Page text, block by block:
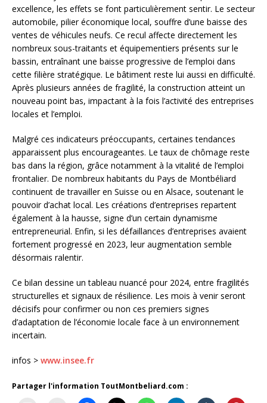
excellence, les effets se font particulièrement sentir. Le secteur
automobile, pilier économique local, souffre d’une baisse des
ventes de véhicules neufs. Ce recul affecte directement les
nombreux sous-traitants et équipementiers présents sur le
bassin, entraînant une baisse progressive de l’emploi dans
cette filière stratégique. Le bâtiment reste lui aussi en difficulté.
Après plusieurs années de fragilité, la construction atteint un
nouveau point bas, impactant à la fois l’activité des entreprises
locales et l’emploi.
Malgré ces indicateurs préoccupants, certaines tendances
apparaissent plus encourageantes. Le taux de chômage reste
bas dans la région, grâce notamment à la vitalité de l’emploi
frontalier. De nombreux habitants du Pays de Montbéliard
continuent de travailler en Suisse ou en Alsace, soutenant le
pouvoir d’achat local. Les créations d’entreprises repartent
également à la hausse, signe d’un certain dynamisme
entrepreneurial. Enfin, si les défaillances d’entreprises avaient
fortement progressé en 2023, leur augmentation semble
désormais ralentir.
Ce bilan dessine un tableau nuancé pour 2024, entre fragilités
structurelles et signaux de résilience. Les mois à venir seront
décisifs pour confirmer ou non ces premiers signes
d’adaptation de l’économie locale face à un environnement
incertain.
infos > www.insee.fr
Partager l'information ToutMontbeliard.com :